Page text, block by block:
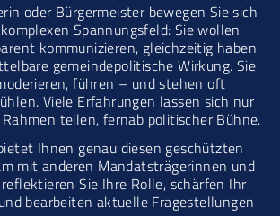
oder Bürgermeister bewegen Sie sich
Spannungsfeld: Sie wollen
kommunizieren, gleichzeitig haben
gemeindepolitische Wirkung. Sie
führen – und stehen oft
Viele Erfahrungen lassen sich nur
teilen, fernab politischer Bühne.
Ihnen genau diesen geschützten
mit anderen Mandatsträgerinnen und
Sie Ihre Rolle, schärfen Ihr
bearbeiten aktuelle Fragestellungen